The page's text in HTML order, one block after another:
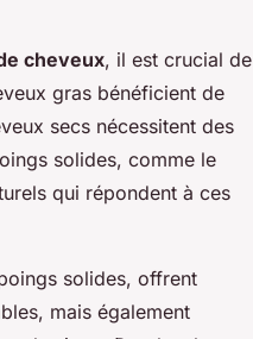
cheveux, il est crucial de
gras bénéficient de
secs nécessitent des
solides, comme le
qui répondent à ces
solides, offrent
mais également